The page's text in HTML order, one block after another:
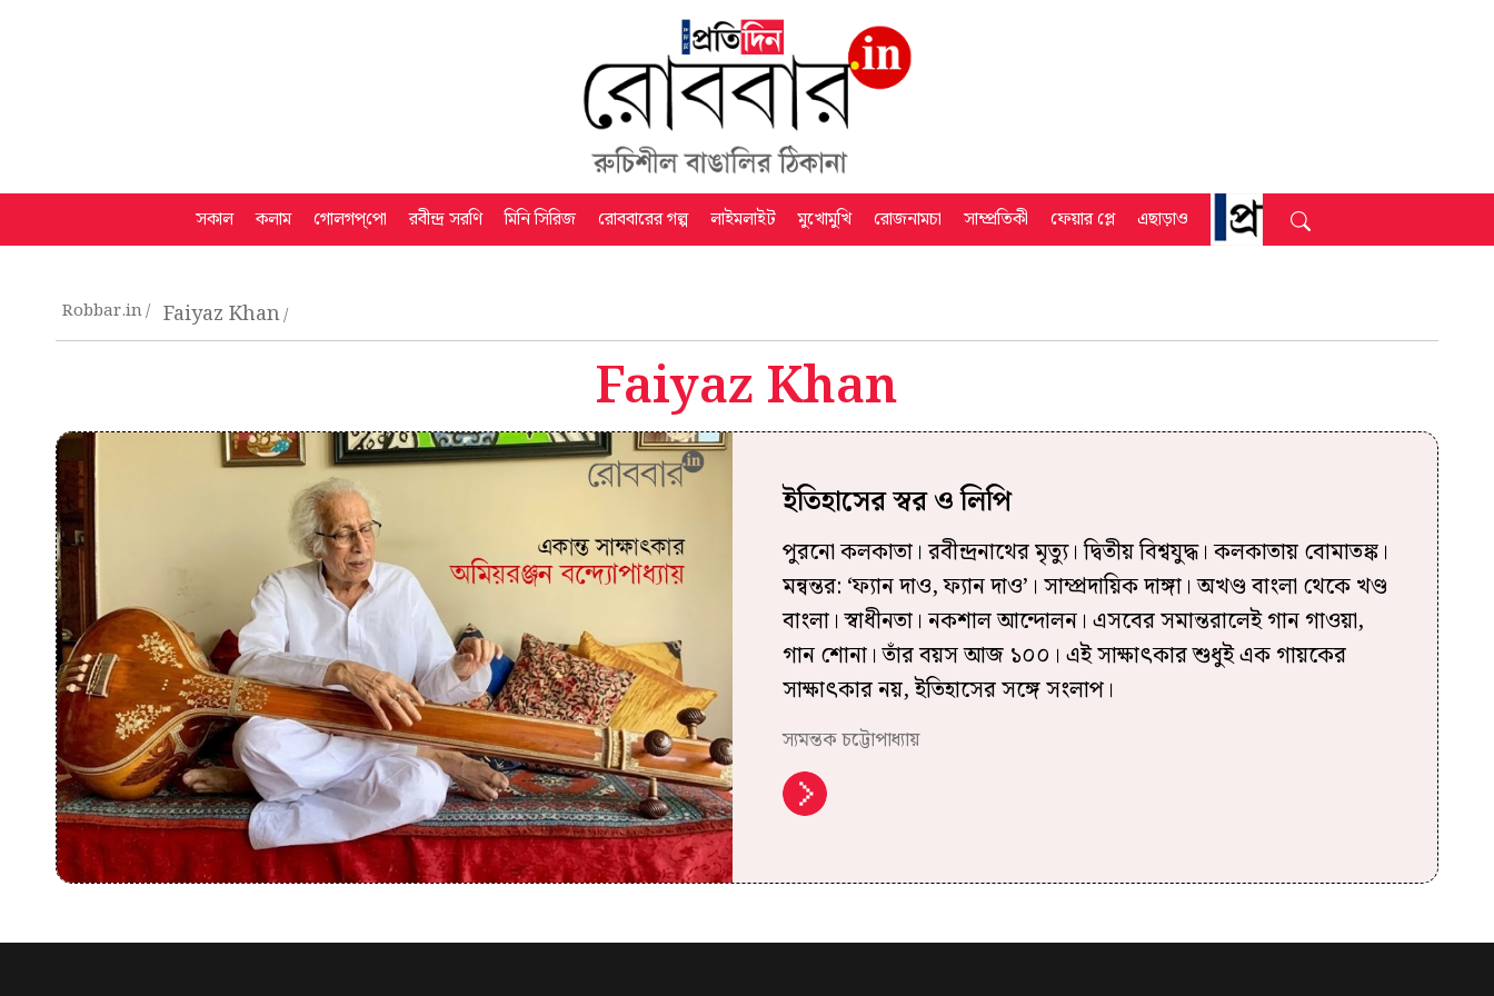
সকাল কলাম গোলগপ্‌পো রবীন্দ্র সরণি মিনি সিরিজ রোববারের গল্প লাইমলাইট মুখোমুখি রোজনামচা সাম্প্রতিকী ফেয়ার প্লে এছাড়াও
Robbar.in Faiyaz Khan
Faiyaz Khan
ইতিহাসের স্বর ও লিপি
পুরনো কলকাতা। রবীন্দ্রনাথের মৃত্যু। দ্বিতীয় বিশ্বযুদ্ধ। কলকাতায় বোমাতঙ্ক।
মন্বন্তর: ‘ফ্যান দাও, ফ্যান দাও’। সাম্প্রদায়িক দাঙ্গা। অখণ্ড বাংলা থেকে খণ্ড
বাংলা। স্বাধীনতা। নকশাল আন্দোলন। এসবের সমান্তরালেই গান গাওয়া,
গান শোনা। তাঁর বয়স আজ ১০০। এই সাক্ষাৎকার শুধুই এক গায়কের
সাক্ষাৎকার নয়, ইতিহাসের সঙ্গে সংলাপ।
স্যমন্তক চট্টোপাধ্যায়